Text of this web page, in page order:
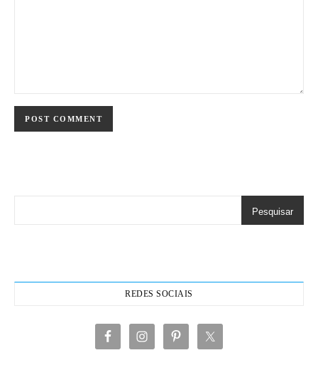
Pesquisar
REDES SOCIAIS